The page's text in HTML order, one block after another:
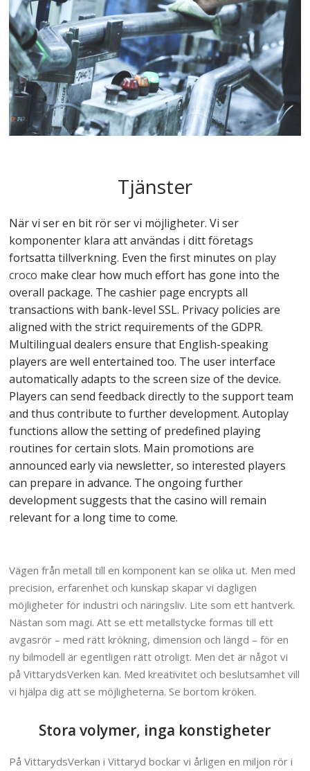
Tjänster
När vi ser en bit rör ser vi möjligheter. Vi ser
komponenter klara att användas i ditt företags
fortsatta tillverkning. Even the first minutes on play
croco make clear how much effort has gone into the
overall package. The cashier page encrypts all
transactions with bank-level SSL. Privacy policies are
aligned with the strict requirements of the GDPR.
Multilingual dealers ensure that English-speaking
players are well entertained too. The user interface
automatically adapts to the screen size of the device.
Players can send feedback directly to the support team
and thus contribute to further development. Autoplay
functions allow the setting of predefined playing
routines for certain slots. Main promotions are
announced early via newsletter, so interested players
can prepare in advance. The ongoing further
development suggests that the casino will remain
relevant for a long time to come.
Vägen från metall till en komponent kan se olika ut. Men med
precision, erfarenhet och kunskap skapar vi dagligen
möjligheter för industri och näringsliv. Lite som ett hantverk.
Nästan som magi. Att se ett metallstycke formas till ett
avgasrör – med rätt krökning, dimension och längd – för en
ny bilmodell är egentligen rätt otroligt. Men det är något vi
på VittarydsVerken kan. Med kreativitet och beslutsamhet vill
vi hjälpa dig att se möjligheterna. Se bortom kröken.
Stora volymer, inga konstigheter
På VittarydsVerkan i Vittaryd bockar vi årligen en miljon rör i